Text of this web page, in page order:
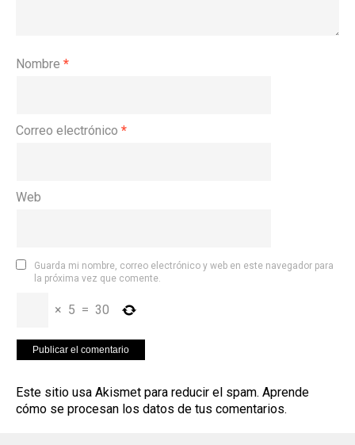
Nombre *
Correo electrónico *
Web
Guarda mi nombre, correo electrónico y web en este navegador para
la próxima vez que comente.
× 5 = 30
Este sitio usa Akismet para reducir el spam. Aprende
cómo se procesan los datos de tus comentarios.